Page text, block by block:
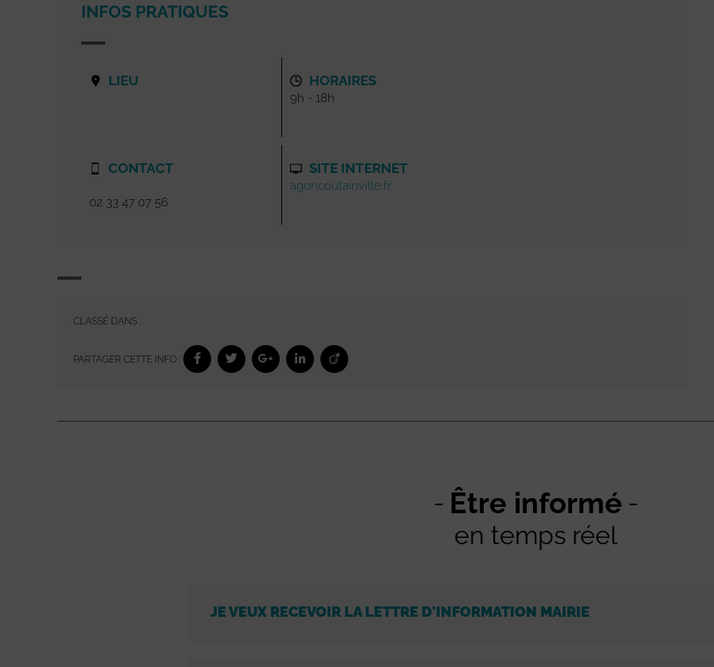
INFOS PRATIQUES
LIEU
CONTACT
02 33 47 07 56
HORAIRES
9h - 18h
SITE INTERNET
agoncoutainville.fr
CLASSÉ DANS :
PARTAGER CETTE INFO :
Être informé
en temps réel
JE VEUX RECEVOIR LA LETTRE D'INFORMATION MAIRIE